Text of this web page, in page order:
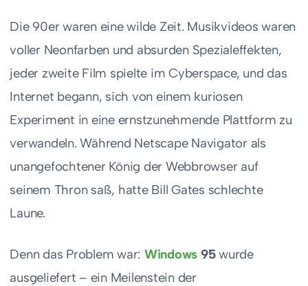
Die 90er waren eine wilde Zeit. Musikvideos waren
voller Neonfarben und absurden Spezialeffekten,
jeder zweite Film spielte im Cyberspace, und das
Internet begann, sich von einem kuriosen
Experiment in eine ernstzunehmende Plattform zu
verwandeln. Während Netscape Navigator als
unangefochtener König der Webbrowser auf
seinem Thron saß, hatte Bill Gates schlechte
Laune.
Denn das Problem war: Windows 95wurde
ausgeliefert – ein Meilenstein der